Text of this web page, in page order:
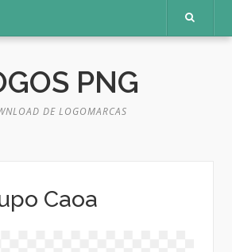
PNG
DE LOGOMARCAS
Caoa